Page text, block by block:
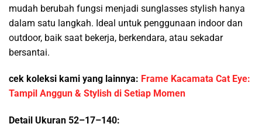
mudah berubah fungsi menjadi sunglasses stylish hanya
dalam satu langkah. Ideal untuk penggunaan indoor dan
outdoor, baik saat bekerja, berkendara, atau sekadar
bersantai.
cek koleksi kami yang lainnya: Frame Kacamata Cat Eye:
Tampil Anggun & Stylish di Setiap Momen
Detail Ukuran 52–17–140: